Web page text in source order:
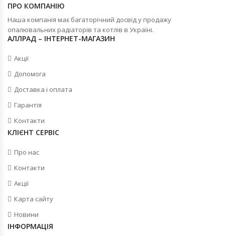
ПРО КОМПАНІЮ
Наша компанія має багаторічний досвід у продажу
опалювальних радіаторів та котлів в Україні.
АЛЛРАД – ІНТЕРНЕТ-МАГАЗИН
Акції
Допомога
Доставка і оплата
Гарантія
Контакти
КЛІЄНТ СЕРВІС
Про нас
Контакти
Акції
Карта сайту
Новини
ІНФОРМАЦІЯ